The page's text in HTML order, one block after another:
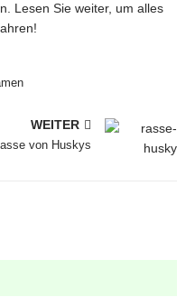
Lesen Sie weiter, um alles
WEITER
von Huskys